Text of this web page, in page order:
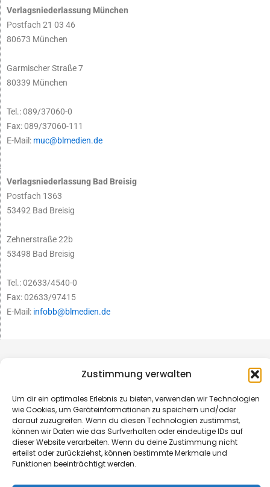
Zustimmung verwalten
Um dir ein optimales Erlebnis zu bieten, verwenden wir Technologien
wie Cookies, um Geräteinformationen zu speichern und/oder
darauf zuzugreifen. Wenn du diesen Technologien zustimmst,
können wir Daten wie das Surfverhalten oder eindeutige IDs auf
dieser Website verarbeiten. Wenn du deine Zustimmung nicht
erteilst oder zurückziehst, können bestimmte Merkmale und
Funktionen beeinträchtigt werden.
Verlagsniederlassung München
Postfach 21 03 46
80673 München
Garmischer Straße 7
80339 München
Tel.: 089/37060-0
Fax: 089/37060-111
E-Mail: muc@blmedien.de
Verlagsniederlassung Bad Breisig
Postfach 1363
53492 Bad Breisig
Zehnerstraße 22b
53498 Bad Breisig
Tel.: 02633/4540-0
Fax: 02633/97415
E-Mail: infobb@blmedien.de